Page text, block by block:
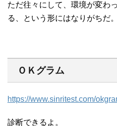
ただ往々にして、環境が変わ
る、という形にはなりがちだ。
ＯＫグラム
https://www.sinritest.com/
診断できるよ。